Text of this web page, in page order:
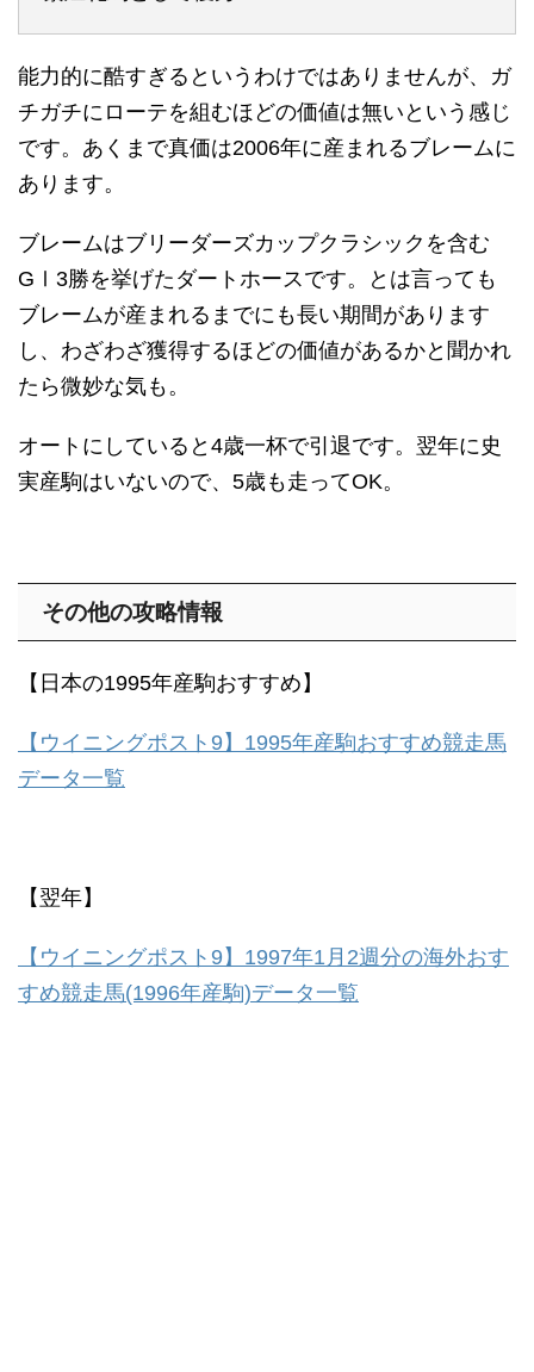
能力的に酷すぎるというわけではありませんが、ガ
チガチにローテを組むほどの価値は無いという感じ
です。あくまで真価は2006年に産まれるブレームに
あります。
ブレームはブリーダーズカップクラシックを含む
GⅠ3勝を挙げたダートホースです。とは言っても
ブレームが産まれるまでにも長い期間があります
し、わざわざ獲得するほどの価値があるかと聞かれ
たら微妙な気も。
オートにしていると4歳一杯で引退です。翌年に史
実産駒はいないので、5歳も走ってOK。
その他の攻略情報
【日本の1995年産駒おすすめ】
【ウイニングポスト9】1995年産駒おすすめ競走馬
データ一覧
【翌年】
【ウイニングポスト9】1997年1月2週分の海外おす
すめ競走馬(1996年産駒)データ一覧